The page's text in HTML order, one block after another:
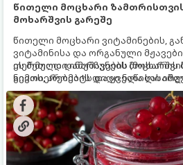
წითელი მოცხარი
მოხარშვის გარეშე
წითელი მოცხარი ვიტამინების,
ვიტამინისა და ორგანული
თერმული დამუშავების
ნივთიერებების დიდი ნაწილი
კენკრის ზამთრისთვის შესანახად
„ცოცხალი ჯემის“ მომზადებაა -
ეს მეთოდი ინარჩუნებს მოცხარის
გემოს, არომატს და ყველა